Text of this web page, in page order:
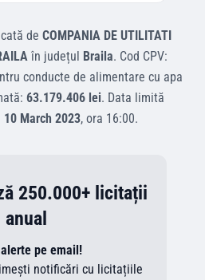
de COMPANIA DE UTILITATI
în județul Braila. Cod CPV:
conducte de alimentare cu apa
63.179.406 lei. Data limită
10 March 2023, ora 16:00.
250.000+ licitații
anual
pe email!
notificări cu licitațiile